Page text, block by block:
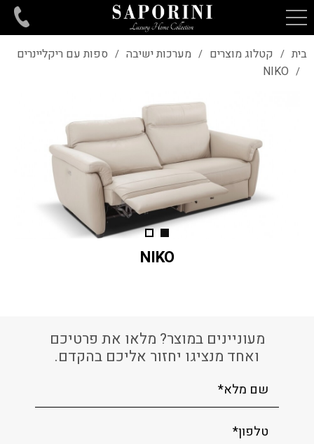
בית / קטלוג מוצרים / מערכות ישיבה / ספות עם ריקליינרים
/
NIKO
NIKO
מעוניינים במוצר? מלאו את פרטיכם
ואחד מנציגו יחזור אליכם בהקדם.